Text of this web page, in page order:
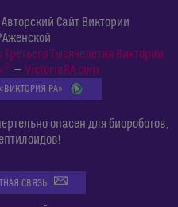
Сайт Виктории
Тысячелетия Виктории
©— VictoriaRA.com
РА»
опасен для биороботов,
СВЯЗЬ